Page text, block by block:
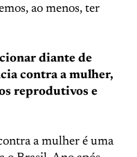
ao menos, ter
diante de
contra a mulher,
reprodutivos e
a mulher é uma